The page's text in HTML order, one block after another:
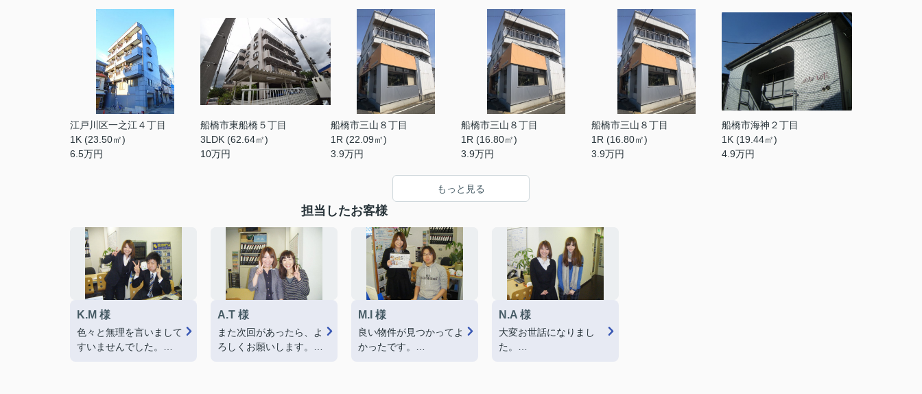
江戸川区一之江４丁目
1K (23.50㎡)
6.5万円
船橋市東船橋５丁目
3LDK (62.64㎡)
10万円
船橋市三山８丁目
1R (22.09㎡)
3.9万円
船橋市三山８丁目
1R (16.80㎡)
3.9万円
船橋市三山８丁目
1R (16.80㎡)
3.9万円
船橋市海神２丁目
1K (19.44㎡)
4.9万円
もっと見る
担当したお客様
K.M 様
色々と無理を言いまして
すいませんでした。
A.T 様
また次回があったら、よ
ろしくお願いします。
M.I 様
良い物件が見つかってよ
かったです。
N.A 様
大変お世話になりまし
た。